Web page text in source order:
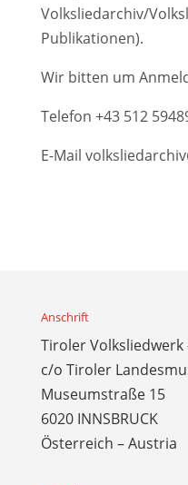
Volksliedarchiv/
Publikationen).
Wir bitten um
Telefon +43 512
E-Mail
Anschrift
Tiroler
c/o Tiroler
Museumstraße 15
6020 INNSBRUCK
Österreich – Austria